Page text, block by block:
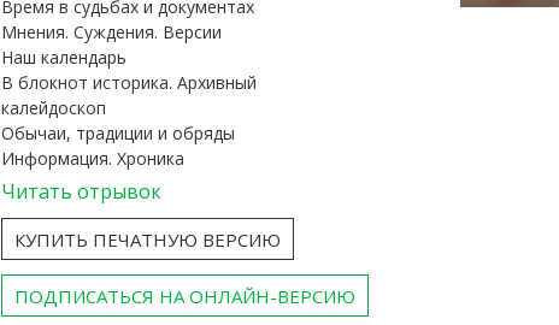
Время в судьбах и документах
Мнения. Суждения. Версии
Наш календарь
В блокнот историка. Архивный
калейдоскоп
Обычаи, традиции и обряды
Информация. Хроника
Читать отрывок
КУПИТЬ ПЕЧАТНУЮ ВЕРСИЮ
ПОДПИСАТЬСЯ НА ОНЛАЙН-ВЕРСИЮ